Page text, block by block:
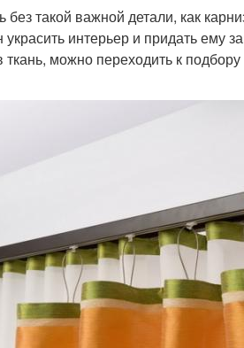
без такой важной детали, как
интерьер и придать
можно переходить к